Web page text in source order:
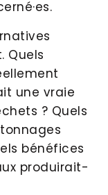
Quels
une vraie
? Quels
bénéfices
produirait-